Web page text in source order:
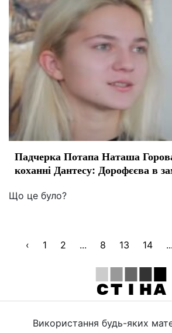
Падчерка Потапа Наташа
коханні Дантесу: Дорофєєва в
Що це було?
‹ 1 2 ... 8 13 14 ...
Використання будь-яких